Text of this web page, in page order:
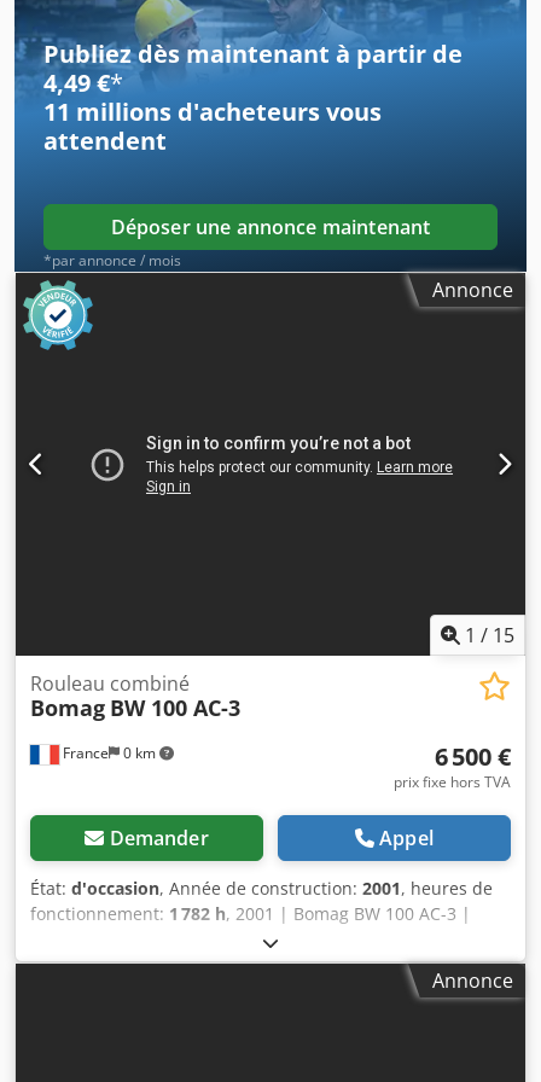
Publiez dès maintenant à partir de
4,49 €*
11 millions d'acheteursvous
attendent
Déposer une annonce maintenant
*par annonce / mois
Annonce
1 / 15
France 0 km
Rouleau combiné
Bomag BW 100 AC-3
6 500 €
prix fixe hors TVA
Demander Appel
État: d'occasion, Année de construction: 2001, heures de
fonctionnement: 1 782 h, 2001 | Bomag BW 100 AC-3 |
Rouleau combiné d'occasion | 1782 heures 📍 Localisation
: France 🚛 Livraison possible à votre adresse – Utilisez
notre calculateur d’expédition pour estimer les coûts de
Annonce